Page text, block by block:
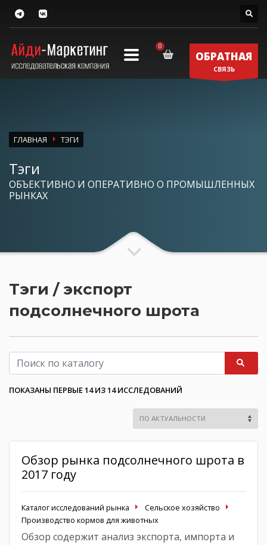
ОБРАТНАЯ
СВЯЗЬ
ГЛАВНАЯ ТЭГИ
Тэги
ОБЪЕКТИВНО И ОПЕРАТИВНО О ПРОМЫШЛЕННЫХ
РЫНКАХ
Тэги / экспорт
подсолнечного шрота
ПОКАЗАНЫ ПЕРВЫЕ 14 ИЗ 14 ИССЛЕДОВАНИЙ
Обзор рынка подсолнечного шрота в
2017 году
Каталог исследований рынка
Сельское хозяйство
Производство кормов для животных
Обзор содержит анализ экспорта, импорта и